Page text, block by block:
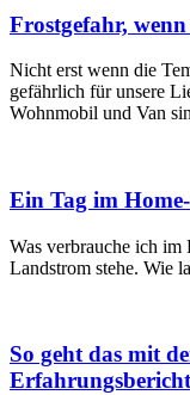
Frostgefahr,
Nicht erst wenn die
gefährlich für unsere
Wohnmobil und Van
Ein Tag im
Was verbrauche ich
Landstrom stehe. Wie
So geht das mit
Erfahrungsbericht